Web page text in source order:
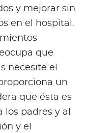
y mejorar sin
en el hospital.
que
necesite el
un
que ésta es
los padres y al
y el